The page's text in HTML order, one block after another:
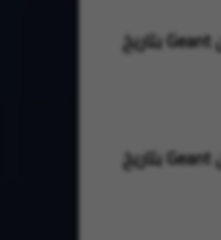
27-07-2026
تحديثات لأجهزة جيون Geant بتاريخ
تحديثات لأجهزة جيون Geant بتاريخ